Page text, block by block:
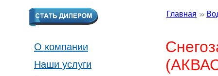
О компании
Наши услуги
Главная